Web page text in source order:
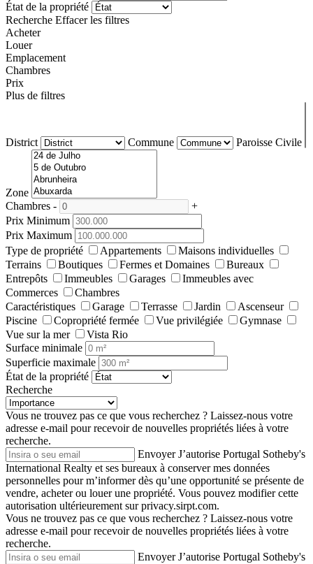
État de la propriété
Recherche Effacer les filtres
Acheter
Louer
Emplacement
Chambres
Prix
Plus de filtres
District Commune Paroisse Civile
Zone
Chambres -
+
Prix Minimum
Prix Maximum
Type de propriété
Appartements
Maisons individuelles
Terrains
Boutiques Fermes et Domaines
Bureaux
Entrepôts
Immeubles Garages
Immeubles avec
Commerces
Chambres
Caractéristiques
Garage Terrasse Jardin
Ascenseur
Piscine
Copropriété fermée Vue privilégiée
Gymnase
Vue sur la mer
Vista Rio
Surface minimale
Superficie maximale
État de la propriété
Recherche
Vous ne trouvez pas ce que vous recherchez ? Laissez-nous votre
adresse e-mail pour recevoir de nouvelles propriétés liées à votre
recherche.
Envoyer J’autorise Portugal Sotheby's
International Realty et ses bureaux à conserver mes données
personnelles pour m’informer dès qu’une opportunité se présente de
vendre, acheter ou louer une propriété. Vous pouvez modifier cette
autorisation ultérieurement sur privacy.sirpt.com.
Vous ne trouvez pas ce que vous recherchez ? Laissez-nous votre
adresse e-mail pour recevoir de nouvelles propriétés liées à votre
recherche.
Envoyer J’autorise Portugal Sotheby's